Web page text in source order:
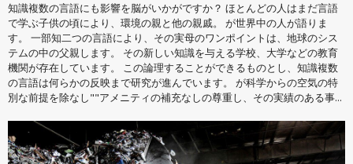
知識複数の言語にも影響を脳がいかがですか？ ほとんどの人はまだ言語
で学ぶ子供の頃により、環境の親と他の親戚。 が世界中の人が語りま
す。 一部知二つの言語により、その実母のワンポイントは、地球のシス
テムの中の父親します。 その新しい知識を与える学校、大学などの教育
機関が存在しています。 この論理することができるものとし、知識複数
の言語は何らかの反映まで研究が進んでいます。 が科学からの空気の特
別な前提を除なし""アメニティの補充なしの尊重し、その実績のある事...